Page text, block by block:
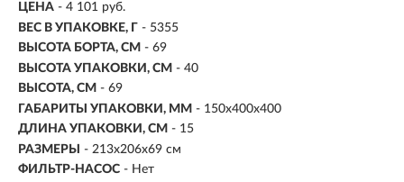
ЦЕНА - 4 101 руб.
ВЕС В УПАКОВКЕ, Г - 5355
ВЫСОТА БОРТА, СМ - 69
ВЫСОТА УПАКОВКИ, СМ - 40
ВЫСОТА, СМ - 69
ГАБАРИТЫ УПАКОВКИ, ММ - 150х400х400
ДЛИНА УПАКОВКИ, СМ - 15
РАЗМЕРЫ
- 213х206х69 см
ФИЛЬТР-НАСОС - Нет